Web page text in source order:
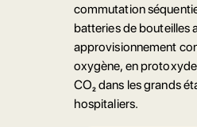
commutation
batteries de bouteilles
approvisionnement
oxygène, en
CO₂ dans les grands
hospitaliers.